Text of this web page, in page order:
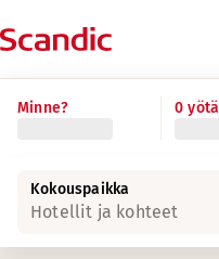
Minne? 0 yötä
Kokouspaikka
Hotellit ja kohteet